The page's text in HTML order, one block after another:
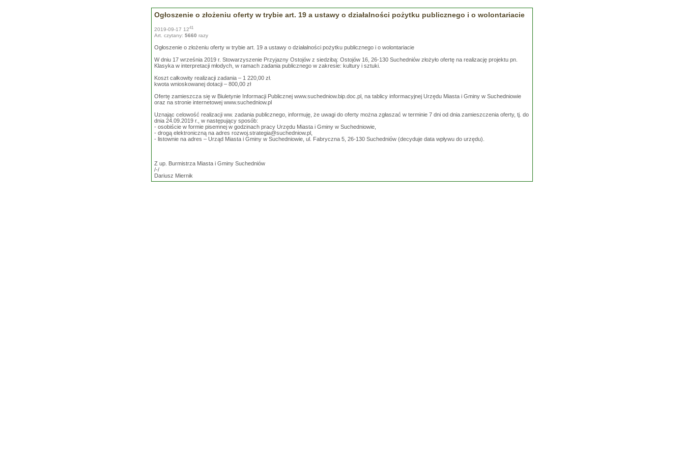
Ogłoszenie o złożeniu oferty w trybie art. 19 a ustawy o działalności pożytku publicznego i o wolontariacie
2019-09-17 1241
Art. czytany: 5660 razy
Ogłoszenie o złożeniu oferty w trybie art. 19 a ustawy o działalności pożytku publicznego i o wolontariacie
W dniu 17 września 2019 r. Stowarzyszenie Przyjazny Ostojów z siedzibą: Ostojów 16, 26-130 Suchedniów złożyło ofertę na realizację projektu pn.
Klasyka w interpretacji młodych, w ramach zadania publicznego w zakresie: kultury i sztuki.
Koszt całkowity realizacji zadania – 1 220,00 zł.
kwota wnioskowanej dotacji – 800,00 zł
Ofertę zamieszcza się w Biuletynie Informacji Publicznej www.suchedniow.bip.doc.pl, na tablicy informacyjnej Urzędu Miasta i Gminy w Suchedniowie
oraz na stronie internetowej www.suchedniow.pl
Uznając celowość realizacji ww. zadania publicznego, informuję, że uwagi do oferty można zgłaszać w terminie 7 dni od dnia zamieszczenia oferty, tj. do
dnia 24.09.2019 r., w następujący sposób:
- osobiście w formie pisemnej w godzinach pracy Urzędu Miasta i Gminy w Suchedniowie,
- drogą elektroniczną na adres rozwoj.strategia@suchedniow.pl
- listownie na adres – Urząd Miasta i Gminy w Suchedniowie, ul. Fabryczna 5, 26-130 Suchedniów (decyduje data wpływu do urzędu).
Z up. Burmistrza Miasta i Gminy Suchedniów
/-/
Dariusz Miernik